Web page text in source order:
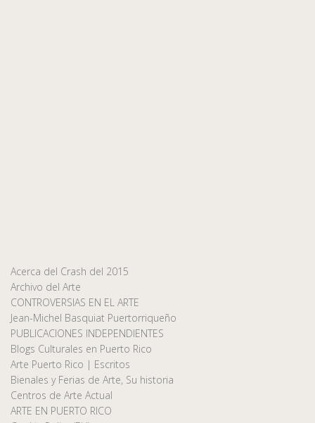
Acerca del Crash del 2015
Archivo del Arte
CONTROVERSIAS EN EL ARTE
Jean-Michel Basquiat Puertorriqueño
PUBLICACIONES INDEPENDIENTES
Blogs Culturales en Puerto Rico
Arte Puerto Rico | Escritos
Bienales y Ferias de Arte, Su historia
Centros de Arte Actual
ARTE EN PUERTO RICO